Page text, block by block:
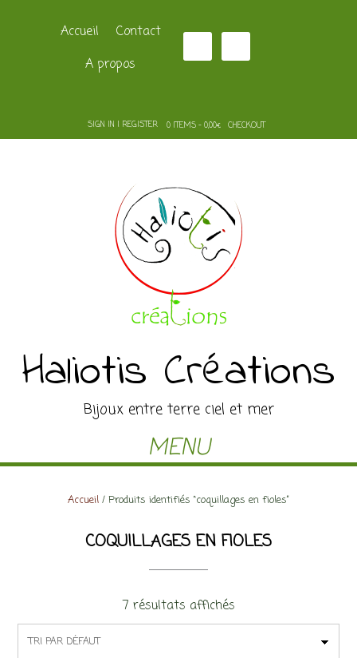
Accueil
Contact
A propos
SIGN IN | REGISTER 0 ITEMS - 0,00€ CHECKOUT
Haliotis Créations
Bijoux entre terre ciel et mer
MENU
Accueil / Produits identifiés “coquillages en fioles”
COQUILLAGES EN FIOLES
7 résultats affichés